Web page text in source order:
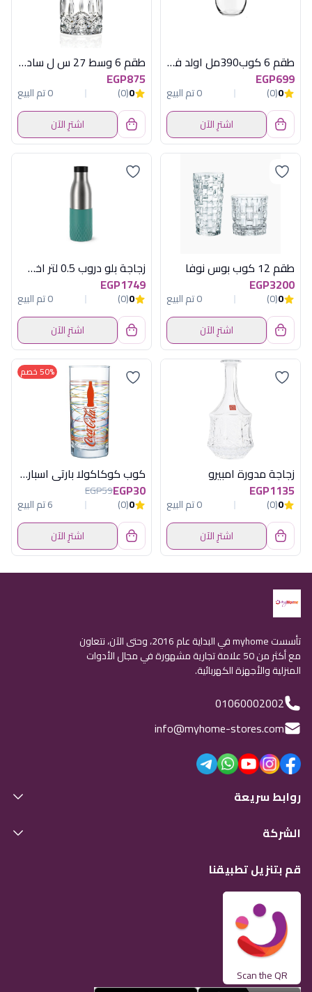
طقم 6 كوب390مل اولد فاشون داينينج ات هوم
EGP699
0
(0)
0 تم البيع
اشترِ الآن
طقم 6 وسط 27 س ل ساده فوزيون
EGP875
0
(0)
0 تم البيع
اشترِ الآن
طقم 12 كوب بوس نوفا
EGP3200
0
(0)
0 تم البيع
اشترِ الآن
زجاجة بلو دروب 0.5 لتر اخضر تيفال
EGP1749
0
(0)
0 تم البيع
اشترِ الآن
زجاجة مدورة امبيرو
EGP1135
0
(0)
0 تم البيع
اشترِ الآن
50% خصم
كوب كوكاكولا بارتى اسباركل عرض فرنساوى
EGP30
EGP59
0
(0)
6 تم البيع
اشترِ الآن
تأسست myhome في البداية عام 2016، وحتى الآن، نتعاون
مع أكثر من 50 علامة تجارية مشهورة في مجال الأدوات
المنزلية والأجهزة الكهربائية.
01060002002
info@myhome-stores.com
روابط سريعة
الشركة
قم بتنزيل تطبيقنا
Scan the QR